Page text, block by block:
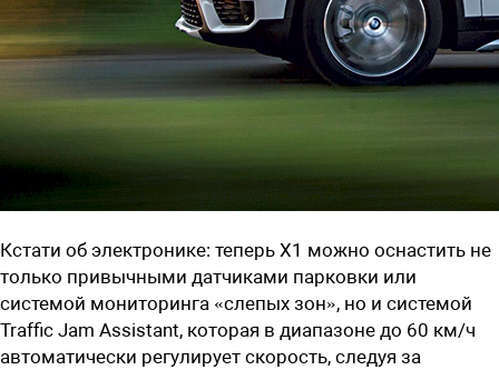
Кстати об электронике: теперь X1 можно оснастить не
только привычными датчиками парковки или
системой мониторинга «слепых зон», но и системой
Traffic Jam Assistant, которая в диапазоне до 60 км/ч
автоматически регулирует скорость, следуя за